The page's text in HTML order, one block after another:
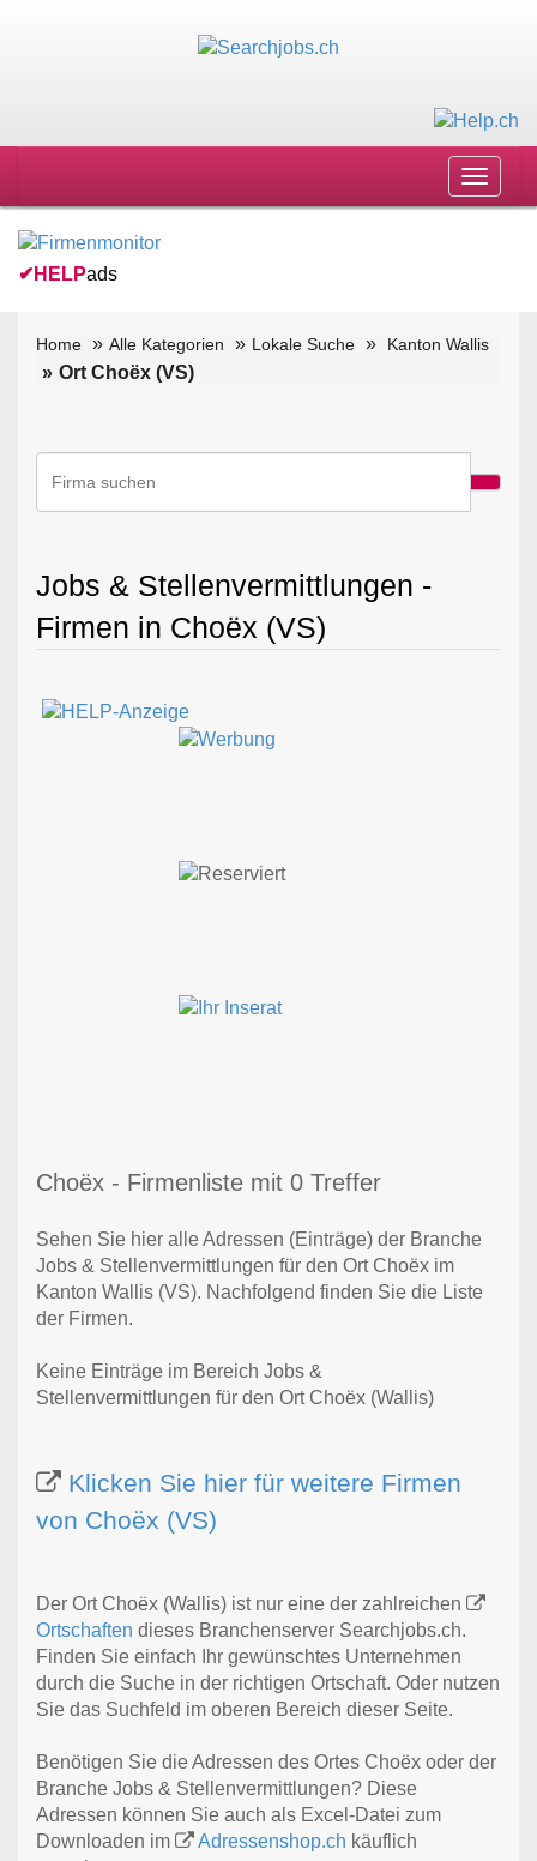
Toggle
✔ HELPads
Home Alle Kategorien Lokale Suche Kanton Wallis
Ort Choëx (VS)
Jobs & Stellenvermittlungen -
Firmen in Choëx (VS)
Choëx - Firmenliste mit 0 Treffer
Sehen Sie hier alle Adressen (Einträge) der Branche
Jobs & Stellenvermittlungen für den Ort Choëx im
Kanton Wallis (VS). Nachfolgend finden Sie die Liste
der Firmen.
Keine Einträge im Bereich Jobs &
Stellenvermittlungen für den Ort Choëx (Wallis)
Klicken Sie hier für weitere Firmen
von Choëx (VS)
Der Ort Choëx (Wallis) ist nur eine der zahlreichen
Ortschaften dieses Branchenserver Searchjobs.ch.
Finden Sie einfach Ihr gewünschtes Unternehmen
durch die Suche in der richtigen Ortschaft. Oder nutzen
Sie das Suchfeld im oberen Bereich dieser Seite.
Benötigen Sie die Adressen des Ortes Choëx oder der
Branche Jobs & Stellenvermittlungen? Diese
Adressen können Sie auch als Excel-Datei zum
Downloaden im
Adressenshop.ch käuflich